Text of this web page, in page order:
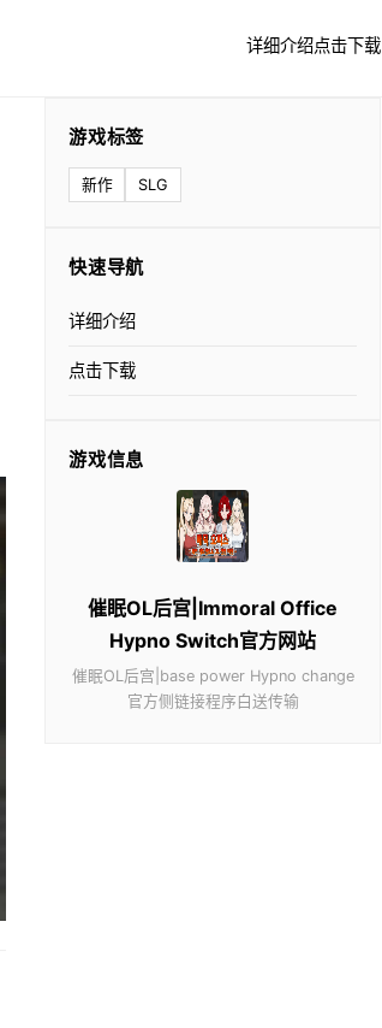
详细介绍点击下载
游戏标签
新作 SLG
快速导航
详细介绍
点击下载
游戏信息
催眠OL后宫|Immoral Office
Hypno Switch官方网站
催眠OL后宫|base power Hypno change
官方侧链接程序白送传输